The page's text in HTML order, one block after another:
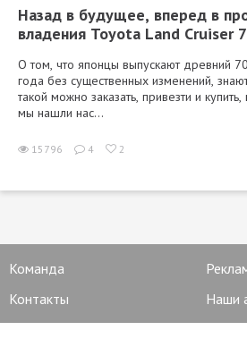
Назад в будущее, вперед в
владения Toyota Land Cruiser
О том, что японцы выпускают древний
года без существенных изменений,
такой можно заказать, привезти и
мы нашли нас...
15796 4 2
Команда
Контакты
Наши